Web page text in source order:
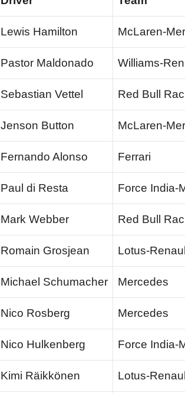
Lewis Hamilton McLaren-
Pastor Maldonado Williams-
Sebastian Vettel Red Bull
Jenson Button McLaren-
Fernando Alonso Ferrari
Paul di Resta Force India-
Mark Webber Red Bull
Romain Grosjean Lotus-
Michael Schumacher Mercedes
Nico Rosberg Mercedes
Nico Hulkenberg Force India-
Kimi Räikkönen Lotus-